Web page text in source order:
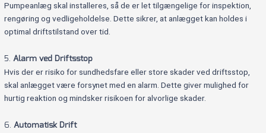
Pumpeanlæg skal installeres, så de er let tilgængelige for inspektion,
rengøring og vedligeholdelse. Dette sikrer, at anlægget kan holdes i
optimal driftstilstand over tid.
5.Alarm ved Driftsstop
Hvis der er risiko for sundhedsfare eller store skader ved driftsstop,
skal anlægget være forsynet med en alarm. Dette giver mulighed for
hurtig reaktion og mindsker risikoen for alvorlige skader.
6.Automatisk Drift